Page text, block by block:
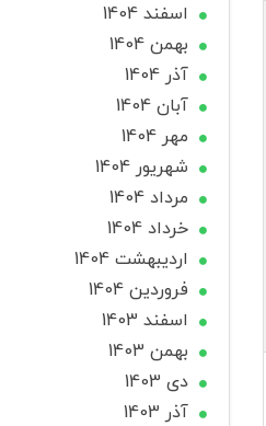
اسفند 1404
بهمن 1404
آذر 1404
آبان 1404
مهر 1404
شهریور 1404
مرداد 1404
خرداد 1404
ارديبهشت 1404
فروردین 1404
اسفند 1403
بهمن 1403
دی 1403
آذر 1403